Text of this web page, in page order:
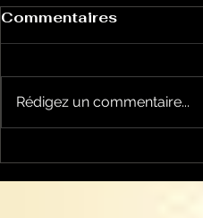
contestations à Foix
Commentaires
Rédigez un commentaire...